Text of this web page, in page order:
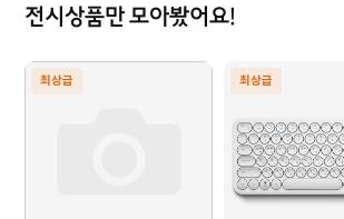
전시상품만 모아봤어요!
최상급 최상급